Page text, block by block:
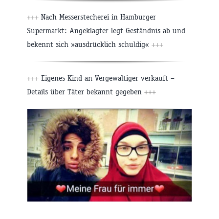
+++ Nach Messerstecherei in Hamburger
Supermarkt: Angeklagter legt Geständnis ab und
bekennt sich »ausdrücklich schuldig« +++
+++ Eigenes Kind an Vergewaltiger verkauft –
Details über Täter bekannt gegeben +++